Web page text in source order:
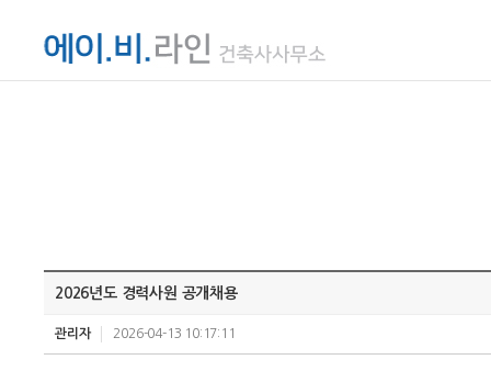
2026년도 경력사원 공개채용
관리자 2026-04-13 10:17:11